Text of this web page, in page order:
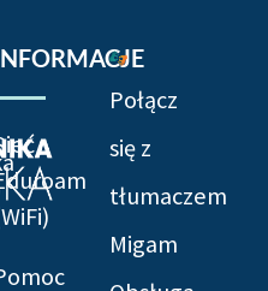
Połącz
się z
tłumaczem
Migam